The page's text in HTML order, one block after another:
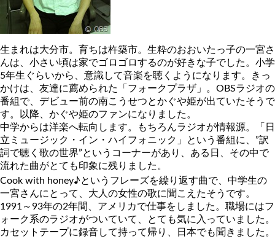
生まれは大分市。育ちは杵築市。生粋のおおいたっ子の一宮さ
んは、小さい頃は家でゴロゴロするのが好きな子でした。小学
5年生ぐらいから、意識して音楽を聴くようになります。きっ
かけは、友達に薦められた「フォークプラザ」。OBSラジオの
番組で、デビュー前の南こうせつとかぐや姫が出ていたそうで
す。以降、かぐや姫のファンになりました。
中学からは洋楽へ転向します。もちろんラジオが情報源。「日
立ミュージック・イン・ハイフォニック」という番組に、”訳
詞で聴く歌の世界”というコーナーがあり、ある日、その中で
流れた曲がとても印象に残りました。
Cook with honey♪というフレーズを繰り返す曲で、中学生の
一宮さんにとって、大人の女性の歌に聞こえたそうです。
1991～93年の2年間、アメリカで仕事をしました。職場にはフ
ォーク系のラジオがついていて、とても気に入っていました。
カセットテープに録音して持って帰り、日本でも聞きました。